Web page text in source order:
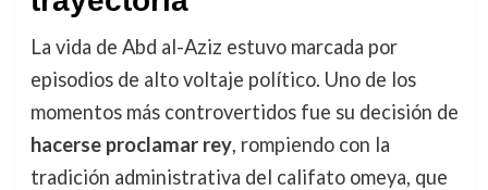
La vida de Abd al-Aziz estuvo marcada por
episodios de alto voltaje político. Uno de los
momentos más controvertidos fue su decisión de
hacerse proclamar rey, rompiendo con la
tradición administrativa del califato omeya, que